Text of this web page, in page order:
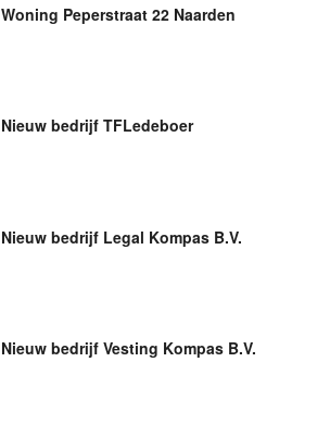
Woning Peperstraat 22 Naarden
Nieuw bedrijf TFLedeboer
Nieuw bedrijf Legal Kompas B.V.
Nieuw bedrijf Vesting Kompas B.V.